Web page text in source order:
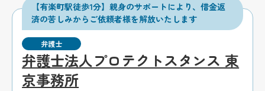
【有楽町駅徒歩1分】親身のサポートにより、借金返
済の苦しみからご依頼者様を解放いたします
弁護士
弁護士法人プロテクトスタンス 東
京事務所